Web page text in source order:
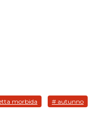
morbida # autunno